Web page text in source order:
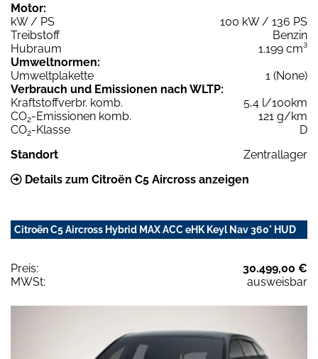
Motor:
kW / PS
100 kW / 136 PS
Treibstoff
Benzin
Hubraum
1.199 cm³
Umweltnormen:
Umweltplakette
1 (None)
Verbrauch und Emissionen nach WLTP:
Kraftstoffverbr. komb.
5,4 l/100km
CO2-Emissionen komb.
121 g/km
CO2-Klasse
D
Standort
Zentrallager
Details zum Citroën C5 Aircross anzeigen
Citroën C5 Aircross Hybrid MAX ACC eHK Keyl Nav 360° HUD
Preis:
30.499,00 €
MWSt:
ausweisbar